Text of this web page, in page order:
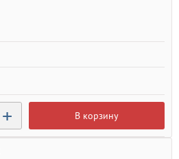
+ В корзину